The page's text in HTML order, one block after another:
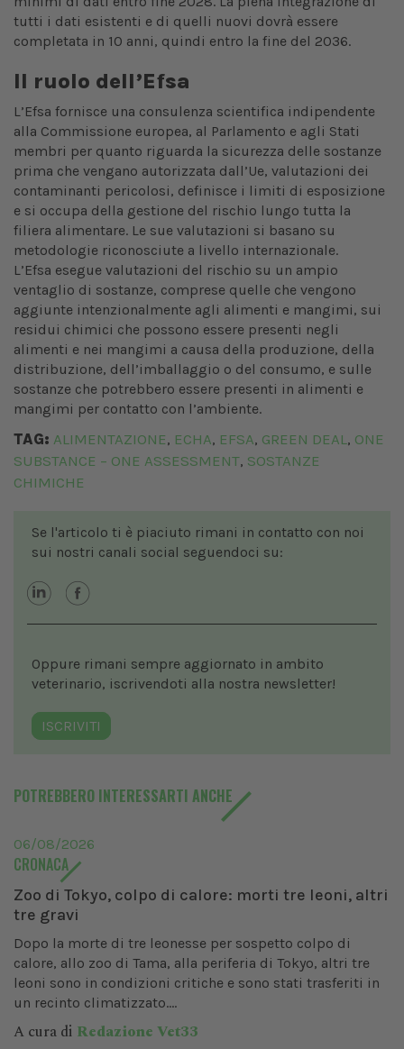
tutti i dati esistenti e di quelli nuovi dovrà essere
completata in 10 anni, quindi entro la fine del 2036.
Il ruolo dell’Efsa
L’Efsa fornisce una consulenza scientifica indipendente
alla Commissione europea, al Parlamento e agli Stati
membri per quanto riguarda la sicurezza delle sostanze
prima che vengano autorizzata dall’Ue, valutazioni dei
contaminanti pericolosi, definisce i limiti di esposizione
e si occupa della gestione del rischio lungo tutta la
filiera alimentare. Le sue valutazioni si basano su
metodologie riconosciute a livello internazionale.
L’Efsa esegue valutazioni del rischio su un ampio
ventaglio di sostanze, comprese quelle che vengono
aggiunte intenzionalmente agli alimenti e mangimi, sui
residui chimici che possono essere presenti negli
alimenti e nei mangimi a causa della produzione, della
distribuzione, dell’imballaggio o del consumo, e sulle
sostanze che potrebbero essere presenti in alimenti e
mangimi per contatto con l’ambiente.
TAG: ALIMENTAZIONE, ECHA, EFSA, GREEN DEAL, ONE
SUBSTANCE – ONE ASSESSMENT, SOSTANZE
CHIMICHE
Se l'articolo ti è piaciuto rimani in contatto con noi
sui nostri canali social seguendoci su:
Oppure rimani sempre aggiornato in ambito
veterinario, iscrivendoti alla nostra newsletter!
ISCRIVITI
POTREBBERO INTERESSARTI ANCHE
06/08/2026
CRONACA
Zoo di Tokyo, colpo di calore: morti tre leoni, altri
tre gravi
Dopo la morte di tre leonesse per sospetto colpo di
calore, allo zoo di Tama, alla periferia di Tokyo, altri tre
leoni sono in condizioni critiche e sono stati trasferiti in
un recinto climatizzato....
A cura di Redazione Vet33